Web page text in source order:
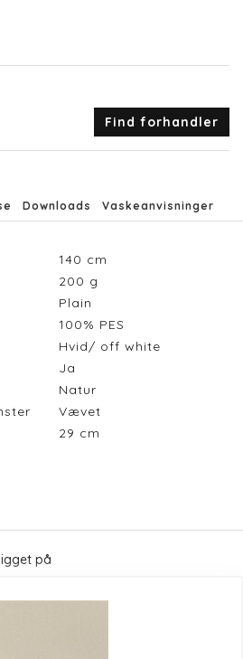
Find forhandler
Downloads Vaskeanvisninger
140 cm
200 g
Plain
100% PES
Hvid/ off white
Ja
Natur
Vævet
29 cm
på